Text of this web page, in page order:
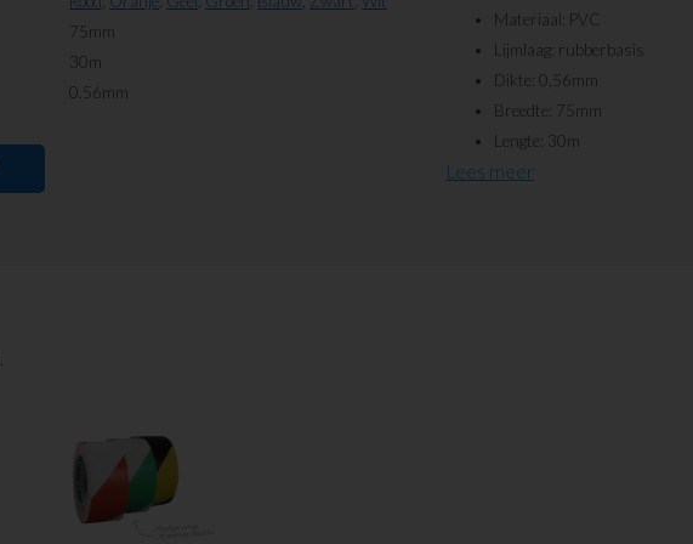
75mm
30m
0.56mm
Materiaal: PVC
Lijmlaag: rubberbasis
Dikte: 0,56mm
Breedte: 75mm
Lengte: 30m
Slijtage door het schuiven van
Lees meer